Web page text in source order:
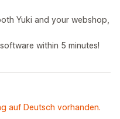
Yuki and your webshop,
within 5 minutes!
auf Deutsch vorhanden.